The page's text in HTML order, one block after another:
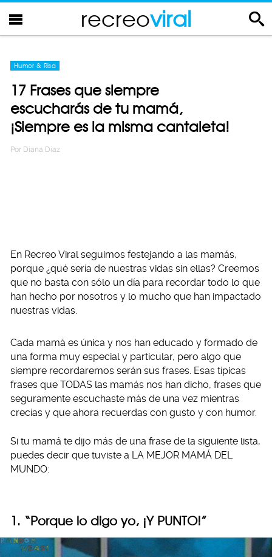
recreoviral
Humor & Risa
17 Frases que siempre
escucharás de tu mamá,
¡Siempre es la misma cantaleta!
Por Diana Diaz
En Recreo Viral seguimos festejando a las mamás,
porque ¿qué sería de nuestras vidas sin ellas? Creemos
que no basta con sólo un día para recordar todo lo que
han hecho por nosotros y lo mucho que han impactado
nuestras vidas.
Cada mamá es única y nos han educado y formado de
una forma muy especial y particular, pero algo que
siempre recordaremos serán sus frases. Esas típicas
frases que TODAS las mamás nos han dicho, frases que
seguramente escuchaste más de una vez mientras
crecías y que ahora recuerdas con gusto y con humor.
Si tu mamá te dijo más de una frase de la siguiente lista,
puedes decir que tuviste a LA MEJOR MAMÁ DEL
MUNDO:
1. “Porque lo digo yo, ¡Y PUNTO!”